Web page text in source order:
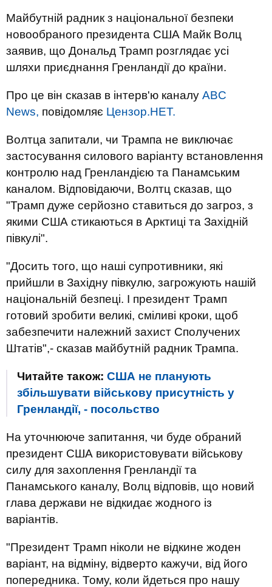
Майбутній радник з національної безпеки
новообраного президента США Майк Волц
заявив, що Дональд Трамп розглядає усі
шляхи приєднання Гренландії до країни.
Про це він сказав в інтерв'ю каналу ABC
News, повідомляє Цензор.НЕТ.
Волтца запитали, чи Трампа не виключає
застосування силового варіанту встановлення
контролю над Гренландією та Панамським
каналом. Відповідаючи, Волтц сказав, що
"Трамп дуже серйозно ставиться до загроз, з
якими США стикаються в Арктиці та Західній
півкулі".
"Досить того, що наші супротивники, які
прийшли в Західну півкулю, загрожують нашій
національній безпеці. І президент Трамп
готовий зробити великі, сміливі кроки, щоб
забезпечити належний захист Сполучених
Штатів",- сказав майбутній радник Трампа.
Читайте також: США не планують
збільшувати військову присутність у
Гренландії, - посольство
На уточнююче запитання, чи буде обраний
президент США використовувати військову
силу для захоплення Гренландії та
Панамського каналу, Волц відповів, що новий
глава держави не відкидає жодного із
варіантів.
"Президент Трамп ніколи не відкине жоден
варіант, на відміну, відверто кажучи, від його
попередника. Тому, коли йдеться про нашу